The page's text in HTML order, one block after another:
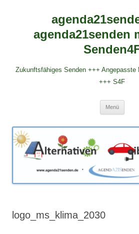
agenda21senden
Zukunftsfähiges Senden +++ Angepasste
+++ S4F
Menü
logo_ms_klima_2030